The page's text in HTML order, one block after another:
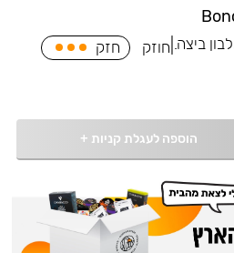
ביצה. חוזק חזק
הוספה לעגלת קניות +